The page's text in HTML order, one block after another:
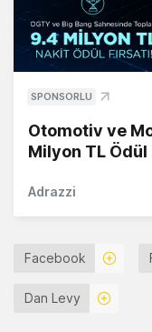
SPONSORLU
Otomotiv ve
Milyon TL
Adrazzi
Facebook
Dan Levy